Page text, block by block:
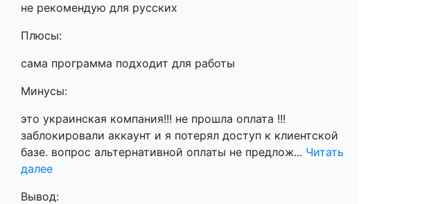
не рекомендую для русских
Плюсы:
сама программа подходит для работы
Минусы:
это украинская компания!!! не прошла оплата !!!
заблокировали аккаунт и я потерял доступ к клиентской
базе. вопрос альтернативной оплаты не предлож... Читать
далее
Вывод: